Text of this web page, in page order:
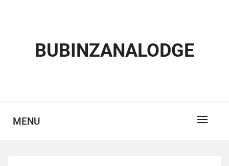
BUBINZANALODGE
MENU